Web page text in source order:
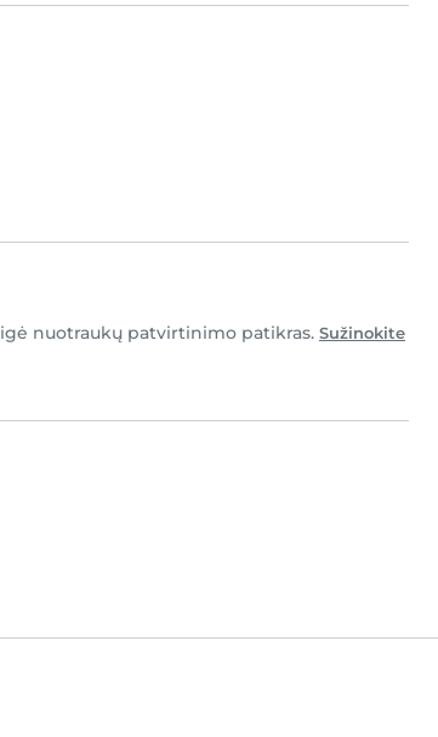
nuotraukų patvirtinimo patikras. Sužinokite